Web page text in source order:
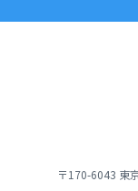
〒170-6043 東